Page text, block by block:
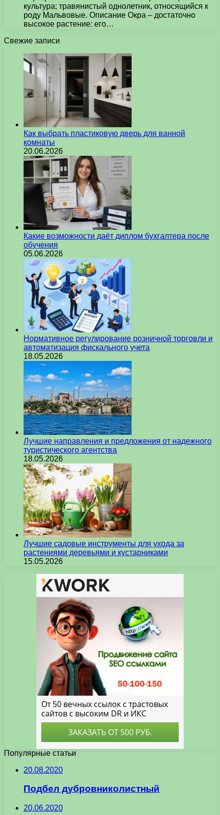
культура; травянистый однолетник, относящийся к
роду Мальвовые. Описание Окра – достаточно
высокое растение: его…
Свежие записи
Как выбрать пластиковую дверь для ванной
комнаты
20.06.2026
Какие возможности даёт диплом бухгалтера после
обучения
05.06.2026
Нормативное регулирование розничной торговли и
автоматизация фискального учета
18.05.2026
Лучшие направления и предложения от надежного
туристического агентства
18.05.2026
Лучшие садовые инструменты для ухода за
растениями деревьями и кустарниками
15.05.2026
Популярные статьи
20.08.2020
Подбел дубровниколистный
20.06.2020